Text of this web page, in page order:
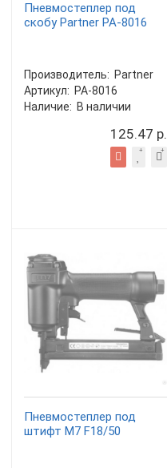
Пневмостеплер под
скобу Partner PA-8016
Производитель: Partner
Артикул: PA-8016
Наличие: В наличии
125.47 р.
Пневмостеплер под
штифт M7 F18/50